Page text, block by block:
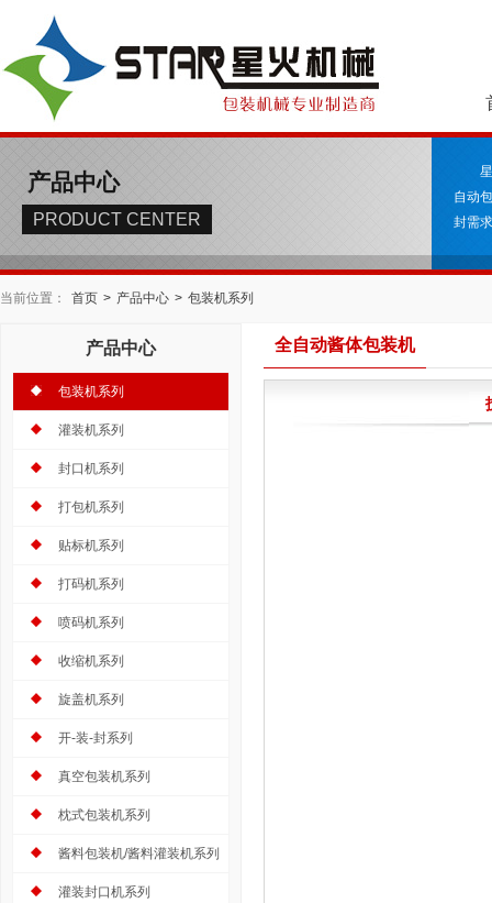
产品中心
PRODUCT CENTER
自动
封需
当前位置： 首页 > 产品中心 > 包装机系列
产品中心
包装机系列
灌装机系列
封口机系列
打包机系列
贴标机系列
打码机系列
喷码机系列
收缩机系列
旋盖机系列
开-装-封系列
真空包装机系列
枕式包装机系列
酱料包装机/酱料灌装机系列
灌装封口机系列
全自动酱体包装机